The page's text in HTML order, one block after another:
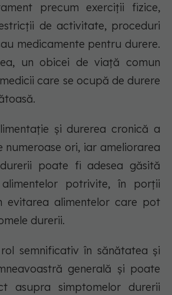
precum exerciții fizice,
de activitate, proceduri
medicamente pentru durere.
un obicei de viață comun
care se ocupă de durere
și durerea cronică a
numeroase ori, iar ameliorarea
poate fi adesea găsită
potrivite, în porții
evitarea alimentelor care pot
durerii.
semnificativ în sănătatea și
generală și poate
asupra simptomelor durerii